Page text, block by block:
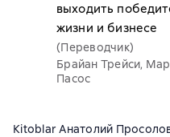
выходить
жизни и бизнесе
(Переводчик)
Брайан Трейси,
Пасос
Kitoblar Анатолий